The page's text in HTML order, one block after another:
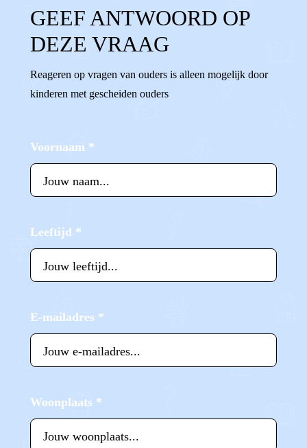
GEEF ANTWOORD OP
DEZE VRAAG
Reageren op vragen van ouders is alleen mogelijk door
kinderen met gescheiden ouders
Voornaam *
Leeftijd *
E-mailadres *
Woonplaats *